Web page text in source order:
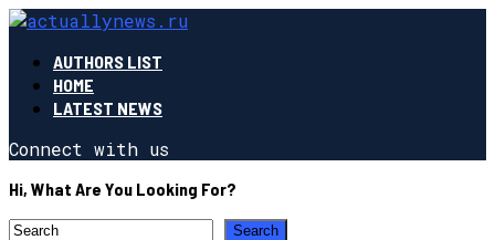
AUTHORS LIST
HOME
LATEST NEWS
Connect with us
Hi, What Are You Looking For?